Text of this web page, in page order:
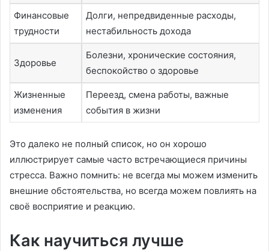
Финансовые
трудности
Долги, непредвиденные расходы,
нестабильность дохода
Здоровье
Болезни, хронические состояния,
беспокойство о здоровье
Жизненные
изменения
Переезд, смена работы, важные
события в жизни
Это далеко не полный список, но он хорошо
иллюстрирует самые часто встречающиеся причины
стресса. Важно помнить: не всегда мы можем изменить
внешние обстоятельства, но всегда можем повлиять на
своё восприятие и реакцию.
Как научиться лучше